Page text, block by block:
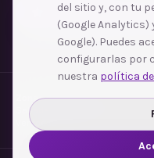
Déjanos tu reseña
Zonas de cobertura·Barcelona·
Sabadell
Ver todas las zonas →
del sitio y, con tu
(Google Analytics)
Google). Puedes
configurarlas por
nuestra política